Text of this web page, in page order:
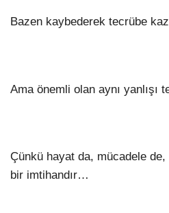
Bazen kaybederek tecrübe
Ama önemli olan aynı
Çünkü hayat da, mücadele
bir imtihandır…